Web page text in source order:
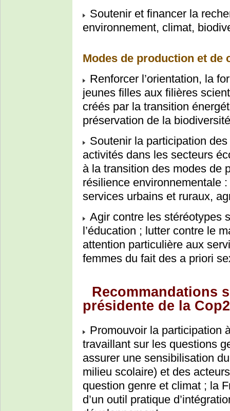
Soutenir et financer la
environnement, climat,
Modes de production et de
Renforcer l’orientation, la
jeunes filles aux filières
créés par la transition
préservation de la
Soutenir la participation
activités dans les secteurs
à la transition des modes de
résilience environnementale
services urbains et ruraux,
Agir contre les stéréotypes
l’éducation ; lutter contre le
attention particulière aux
femmes du fait des a priori
Recommandations
présidente de la
Promouvoir la participation
travaillant sur les questions
assurer une sensibilisation
milieu scolaire) et des
question genre et climat ; la
d’un outil pratique